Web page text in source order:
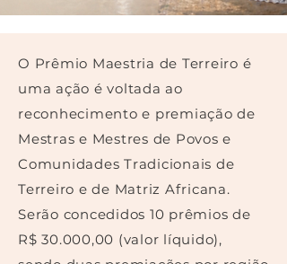
O Prêmio Maestria de Terreiro é
uma ação é voltada ao
reconhecimento e premiação de
Mestras e Mestres de Povos e
Comunidades Tradicionais de
Terreiro e de Matriz Africana.
Serão concedidos 10 prêmios de
R$ 30.000,00 (valor líquido),